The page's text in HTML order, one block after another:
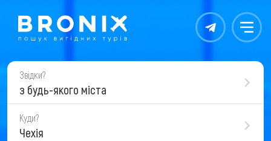
Контакты Меню
Звідки?
з будь-якого міста
Куди?
Чехія